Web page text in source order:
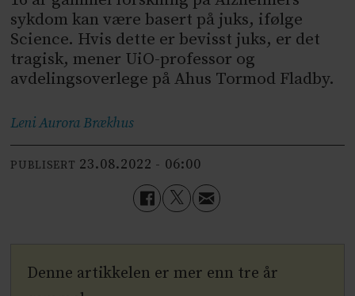
sykdom kan være basert på juks, ifølge
Science. Hvis dette er bevisst juks, er det
tragisk, mener UiO-professor og
avdelingsoverlege på Ahus Tormod Fladby.
Leni AuroraBrækhus
PUBLISERT 23.08.2022 - 06:00
Denne artikkelen er mer enn tre år